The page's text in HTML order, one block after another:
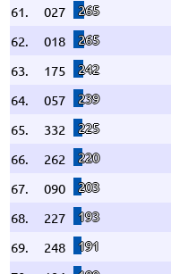
61.
027 265
62.
018 265
63.
175 242
64.
057 239
65.
332 225
66.
262 220
67.
090 203
68.
227 193
69.
248 191